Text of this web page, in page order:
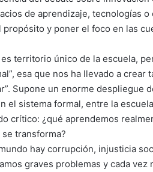
de aprendizaje, tecnologías
y poner el foco en las
territorio único de la escuela,
esa que nos ha llevado a
Supone un enorme despliegue
el sistema formal, entre la
crítico: ¿qué aprendemos
se transforma?
hay corrupción, injusticia
graves problemas y cada